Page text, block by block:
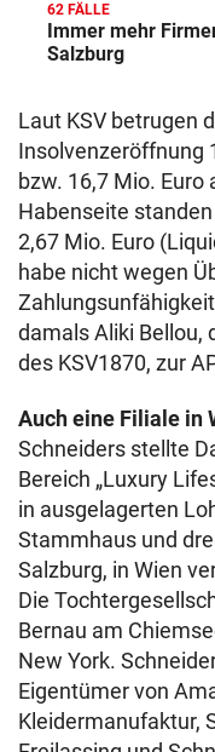
62 FÄLLE
Immer mehr
Salzburg
Laut KSV betrugen
Insolvenzeröffnung
bzw. 16,7 Mio.
Habenseite
2,67 Mio. Euro
habe nicht wegen
damals Aliki Bellou,
des KSV1870, zur
Auch eine Filiale in
Schneiders stellte
Bereich „Luxury
in ausgelagerten
Stammhaus und
Salzburg, in Wien
Die
Bernau am
New York.
Eigentümer von
Kleidermanufaktur,